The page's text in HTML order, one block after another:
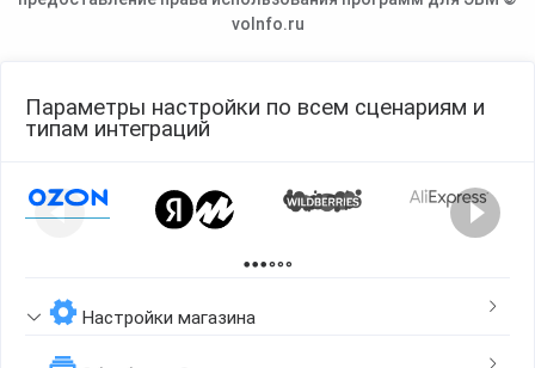
voInfo.ru
Параметры настройки по всем сценариям и
типам интеграций
Настройки магазина